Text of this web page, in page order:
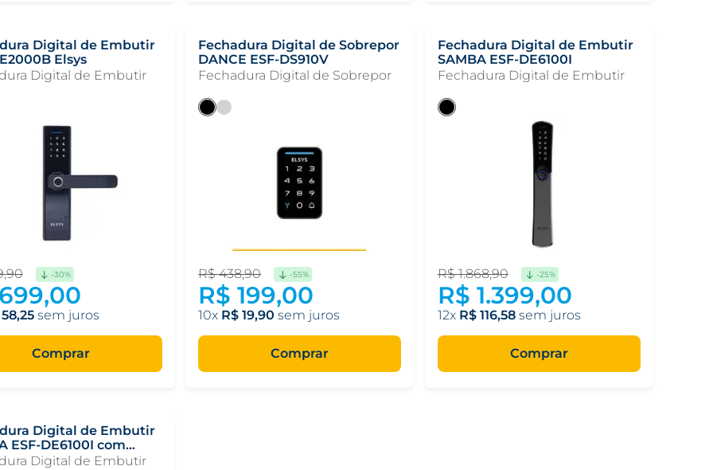
Digital de Embutir
ESF-DE2000B Elsys
Digital de Embutir
,90 -30%
699,00
58,25
Comprar
Fechadura Digital de Sobrepor
DANCE ESF-DS910V
Fechadura Digital de Sobrepor
R$ 438,90 -55%
R$ 199,00
10 R$ 19,90
Comprar
Fechadura Digital de Embutir
SAMBA ESF-DE6100I
Fechadura Digital de Embutir
R$ 1.868,90 -25%
R$ 1.399,00
12 R$ 116,58
Comprar
Digital de Embutir
ESF-DE6100I com
Digital de Embutir